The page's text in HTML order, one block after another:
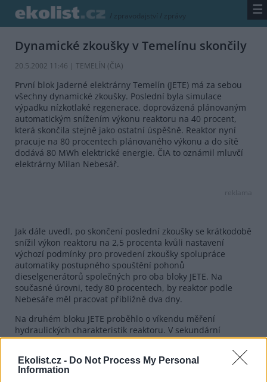
Ekolist.cz - Do Not Process My Personal
Information
/ zpravodajství / zprávy ☰
Dynamické zkoušky v Temelínu skončily
20.5.2002 11:46 | TEMELÍN (ČIA)
První blok Jaderné elektrárny Temelín (JETE) má za sebou
všechny dynamické zkoušky. Poslední byla simulace
výpadku nízkotlaké regenerace, doprovázená plánovaným
automatickým snížením výkonu reaktoru na 40 procent,
která skončila stejně jako ostatní úspěšně. Reaktor nyní
pracuje na 80 procentech plánovaného výkonu a do sítě
dodává 80 MWh elektrické energie. ČIA to oznámil mluvčí
elektrárny Milan Nebesář.
reklama
Jak dále uvedl, po skončení poslední zkoušky se krátkodobě
snížil výkon reaktoru na 2,5 procenta kvůli nastavení
výchozí podmínky pro provedení zkoušky spolupráce
automatiky postupného spouštění pohonů
dieselgenerátorů společných pro oba bloky JETE. Na
současné úrovni, tedy 80 procentech, by reaktor podle
Nebesáře měl pracovat přibližně dva dny.
Na druhém bloku JETE proběhlo o víkendu měření
hydraulických charakteristik reaktoru. V sekundární
(nejaderné) části byl proveden blok zkoušek systému
mazacího oleje turbosoustrojí a zkoušky turbonapájecích
čerpadel. Blok nyní pracuje v režimu 6 a pracovníci
elektrárny provádějí krátkodobou revizi zařízení v primární